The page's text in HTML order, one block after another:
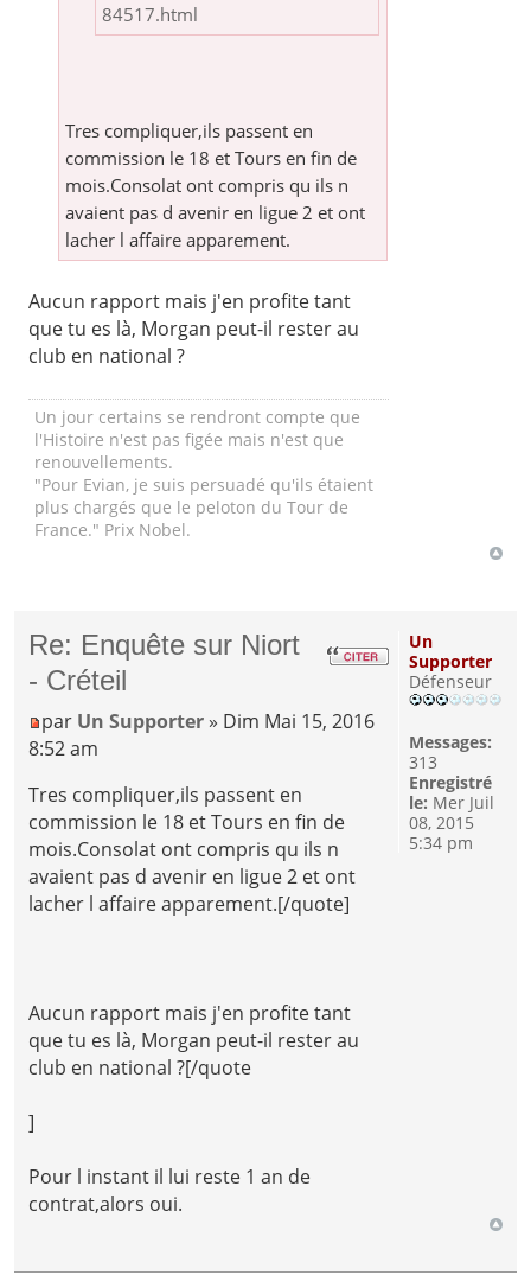
84517.html
Tres compliquer,ils passent en
commission le 18 et Tours en fin de
mois.Consolat ont compris qu ils n
avaient pas d avenir en ligue 2 et ont
lacher l affaire apparement.
Aucun rapport mais j'en profite tant
que tu es là, Morgan peut-il rester au
club en national ?
Un jour certains se rendront compte que
l'Histoire n'est pas figée mais n'est que
renouvellements.
"Pour Evian, je suis persuadé qu'ils étaient
plus chargés que le peloton du Tour de
France." Prix Nobel.
Re: Enquête sur Niort
- Créteil
par Un Supporter » Dim Mai 15, 2016
8:52 am
Tres compliquer,ils passent en
commission le 18 et Tours en fin de
mois.Consolat ont compris qu ils n
avaient pas d avenir en ligue 2 et ont
lacher l affaire apparement.[/quote]
Aucun rapport mais j'en profite tant
que tu es là, Morgan peut-il rester au
club en national ?[/quote
]
Pour l instant il lui reste 1 an de
contrat,alors oui.
Un
Supporter
Défenseur
Messages:
313
Enregistré
le: Mer Juil
08, 2015
5:34 pm